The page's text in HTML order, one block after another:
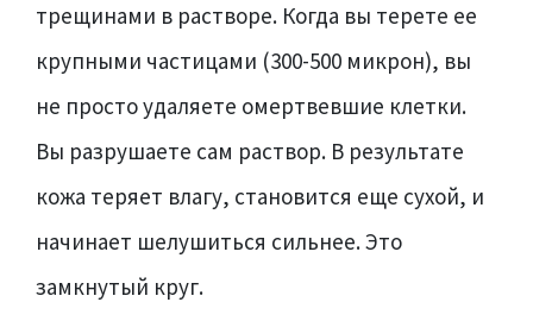
трещинами в растворе. Когда вы терете ее
крупными частицами (300-500 микрон), вы
не просто удаляете омертвевшие клетки.
Вы разрушаете сам раствор. В результате
кожа теряет влагу, становится еще сухой, и
начинает шелушиться сильнее. Это
замкнутый круг.